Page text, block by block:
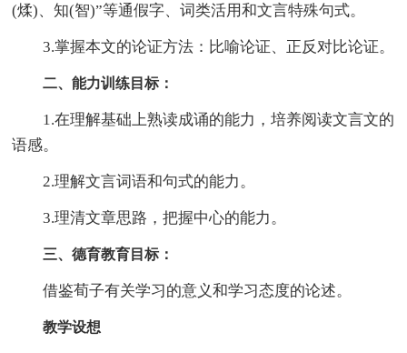
(煣)、知(智)”等通假字、词类活用和文言特殊句式。
3.掌握本文的论证方法：比喻论证、正反对比论证。
二、能力训练目标：
1.在理解基础上熟读成诵的能力，培养阅读文言文的
语感。
2.理解文言词语和句式的能力。
3.理清文章思路，把握中心的能力。
三、德育教育目标：
借鉴荀子有关学习的意义和学习态度的论述。
教学设想